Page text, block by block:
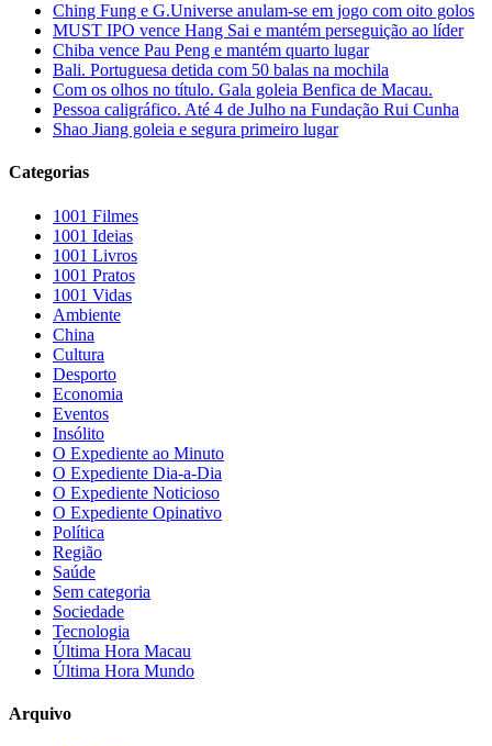
Ching Fung e G.Universe anulam-se em jogo com oito golos
MUST IPO vence Hang Sai e mantém perseguição ao líder
Chiba vence Pau Peng e mantém quarto lugar
Bali. Portuguesa detida com 50 balas na mochila
Com os olhos no título. Gala goleia Benfica de Macau.
Pessoa caligráfico. Até 4 de Julho na Fundação Rui Cunha
Shao Jiang goleia e segura primeiro lugar
Categorias
1001 Filmes
1001 Ideias
1001 Livros
1001 Pratos
1001 Vidas
Ambiente
China
Cultura
Desporto
Economia
Eventos
Insólito
O Expediente ao Minuto
O Expediente Dia-a-Dia
O Expediente Noticioso
O Expediente Opinativo
Política
Região
Saúde
Sem categoria
Sociedade
Tecnologia
Última Hora Macau
Última Hora Mundo
Arquivo